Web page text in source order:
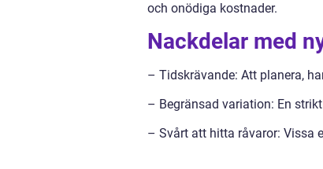
och onödiga kostnader.
Nackdelar med
– Tidskrävande: Att planera,
– Begränsad variation: En
– Svårt att hitta råvaror: Vissa